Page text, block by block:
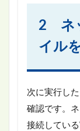
2 ネ
イル
次に実行し
確認です。
接続してい